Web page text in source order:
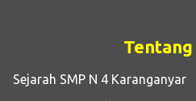
Tentang
Sejarah SMP N 4 Karanganyar